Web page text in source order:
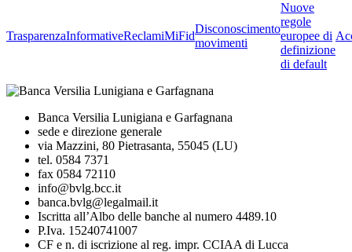
TrasparenzaInformativeReclamiMiFid
Disconoscimento
movimenti
Nuove
regole
europee di
definizione
di default
Banca Versilia Lunigiana e Garfagnana
sede e direzione generale
via Mazzini, 80 Pietrasanta, 55045 (LU)
tel. 0584 7371
fax 0584 72110
info@bvlg.bcc.it
banca.bvlg@legalmail.it
Iscritta all’Albo delle banche al numero 4489.10
P.Iva. 15240741007
CF e n. di iscrizione al reg. impr. CCIAA di Lucca